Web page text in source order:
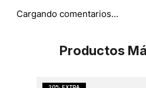
Cargando comentarios…
Productos